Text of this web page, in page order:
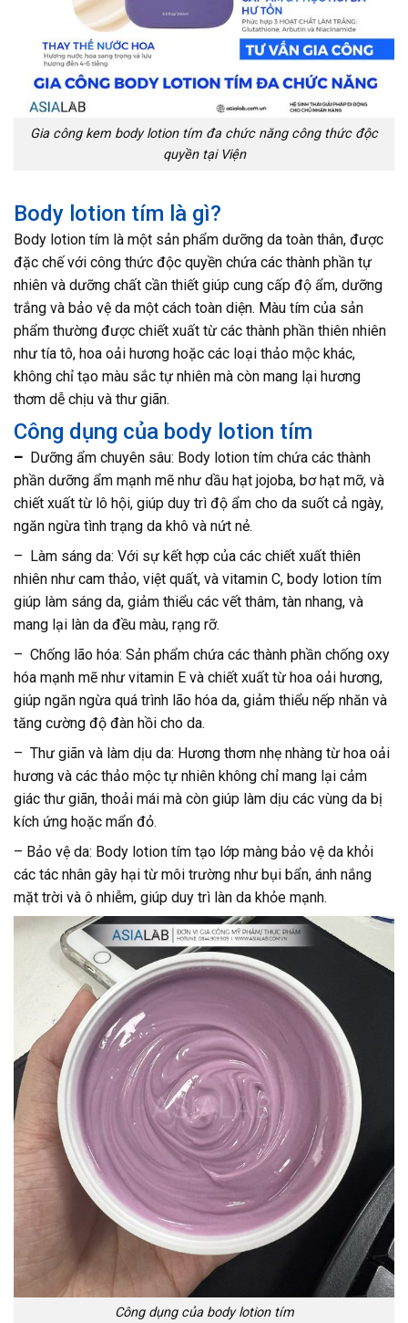
Gia công kem body lotion tím đa chức năng công thức độc
quyền tại Viện
Body lotion tím là gì?
Body lotion tím là một sản phẩm dưỡng da toàn thân, được
đặc chế với công thức độc quyền chứa các thành phần tự
nhiên và dưỡng chất cần thiết giúp cung cấp độ ẩm, dưỡng
trắng và bảo vệ da một cách toàn diện. Màu tím của sản
phẩm thường được chiết xuất từ các thành phần thiên nhiên
như tía tô, hoa oải hương hoặc các loại thảo mộc khác,
không chỉ tạo màu sắc tự nhiên mà còn mang lại hương
thơm dễ chịu và thư giãn.
Công dụng của body lotion tím
– Dưỡng ẩm chuyên sâu: Body lotion tím chứa các thành
phần dưỡng ẩm mạnh mẽ như dầu hạt jojoba, bơ hạt mỡ, và
chiết xuất từ lô hội, giúp duy trì độ ẩm cho da suốt cả ngày,
ngăn ngừa tình trạng da khô và nứt nẻ.
– Làm sáng da: Với sự kết hợp của các chiết xuất thiên
nhiên như cam thảo, việt quất, và vitamin C, body lotion tím
giúp làm sáng da, giảm thiểu các vết thâm, tàn nhang, và
mang lại làn da đều màu, rạng rỡ.
– Chống lão hóa: Sản phẩm chứa các thành phần chống oxy
hóa mạnh mẽ như vitamin E và chiết xuất từ hoa oải hương,
giúp ngăn ngừa quá trình lão hóa da, giảm thiểu nếp nhăn và
tăng cường độ đàn hồi cho da.
– Thư giãn và làm dịu da: Hương thơm nhẹ nhàng từ hoa oải
hương và các thảo mộc tự nhiên không chỉ mang lại cảm
giác thư giãn, thoải mái mà còn giúp làm dịu các vùng da bị
kích ứng hoặc mẩn đỏ.
– Bảo vệ da: Body lotion tím tạo lớp màng bảo vệ da khỏi
các tác nhân gây hại từ môi trường như bụi bẩn, ánh nắng
mặt trời và ô nhiễm, giúp duy trì làn da khỏe mạnh.
Công dụng của body lotion tím